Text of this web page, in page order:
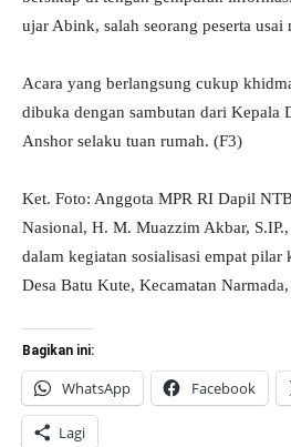
ujar Abink, salah seorang peserta usai
Acara yang berlangsung cukup
dibuka dengan sambutan dari Kepala
Anshor selaku tuan rumah. (F3)
Ket. Foto: Anggota MPR RI Dapil
Nasional, H. M. Muazzim Akbar,
dalam kegiatan sosialisasi empat pilar
Desa Batu Kute, Kecamatan
Bagikan ini:
WhatsApp Facebook
Lagi